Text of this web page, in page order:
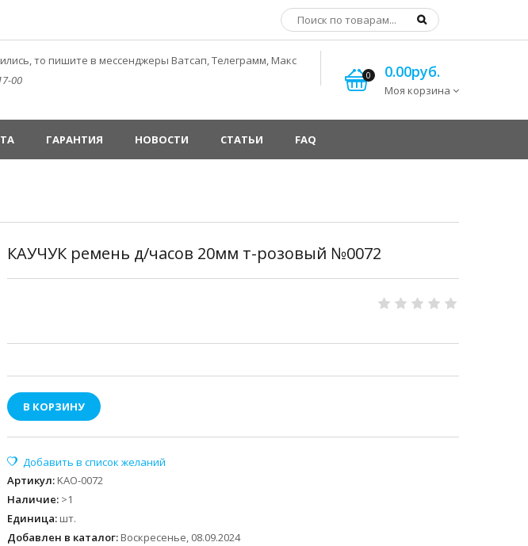
то пишите в мессенджеры Ватсап, Телеграмм, Макс
00
0 0.00руб.
Моя корзина
ГАРАНТИЯ НОВОСТИ СТАТЬИ FAQ
КАУЧУК ремень д/часов 20мм т-розовый №0072
В КОРЗИНУ
Артикул: KAO-0072
Наличие: >1
Единица: шт.
Добавлен в каталог: Воскресенье, 08.09.2024